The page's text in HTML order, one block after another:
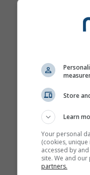
Store
Learn
Your personal
(cookies,
accessed by
site. We and
partners.